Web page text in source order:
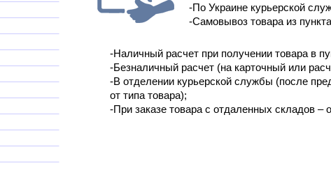
-По Украине курьерской
-Самовывоз товара из
-Наличный расчет при получении товара в
-Безналичный расчет (на карточный или
-В отделении курьерской службы (после
от типа товара);
-При заказе товара с отдаленных складов –